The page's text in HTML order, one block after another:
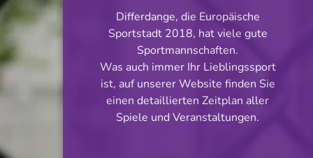
04.06.2026
19:30
Stade Koericherberg - Hobscheid
Teilen
Match de barrage -
Division I - Division II
Differdange, die Europäische
Sportstadt 2018, hat viele gute
Sportmannschaften.
Was auch immer Ihr Lieblingssport
ist, auf unserer Website finden Sie
einen detaillierten Zeitplan aller
Spiele und Veranstaltungen.